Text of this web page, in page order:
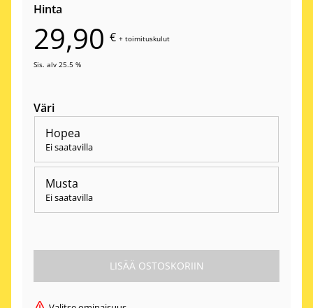
Hinta
29,90 € +toimituskulut
Sis. alv 25.5 %
Väri
Hopea
Ei saatavilla
Musta
Ei saatavilla